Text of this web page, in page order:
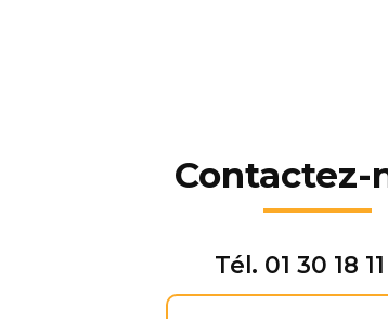
Contactez-
Tél. 01 30 18